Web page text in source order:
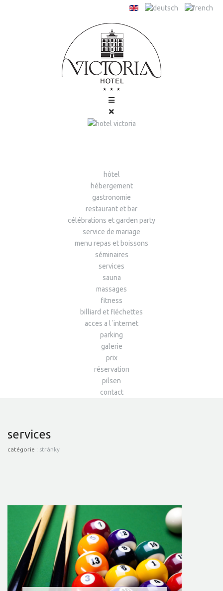
hôtel
hébergement
gastronomie
restaurant et bar
célébrations et garden party
service de mariage
menu repas et boissons
séminaires
services
sauna
massages
fitness
billiard et fléchettes
acces a l´internet
parking
galerie
prix
réservation
pilsen
contact
services
catégorie : stránky